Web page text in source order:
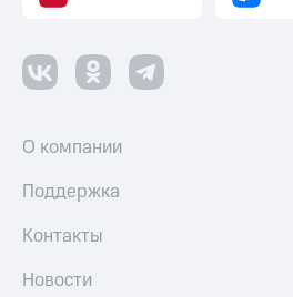
О компании
Поддержка
Контакты
Новости